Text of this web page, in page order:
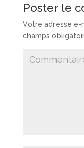
Poster le
Votre adresse e-
champs